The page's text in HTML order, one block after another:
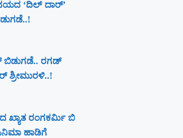
‘ದಿಲ್ ದಾರ್’
ಬಿಡುಗಡೆ.. ರಗಡ್
ಶ್ರೀಮುರಳಿ..!
ಖ್ಯಾತ ರಂಗಕರ್ಮಿ ಬಿ
ಹಾಡಿಗೆ